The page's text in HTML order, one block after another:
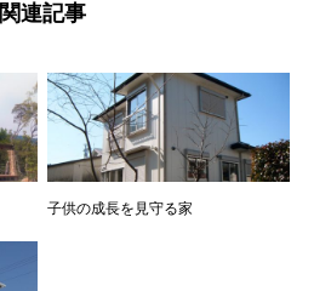
関連記事
子供の成長を見守る家